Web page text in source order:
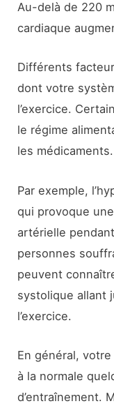
Au-delà de 220
cardiaque
Différents
dont votre
l’exercice.
le régime
les médicaments.
Par exemple,
qui provoque
artérielle
personnes
peuvent
systolique allant
l’exercice.
En général,
à la normale
d’entraînement.